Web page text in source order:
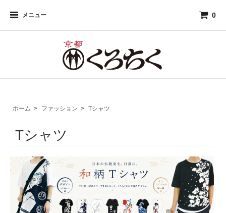
メニュー 0
ホーム > ファッション > Tシャツ
Tシャツ